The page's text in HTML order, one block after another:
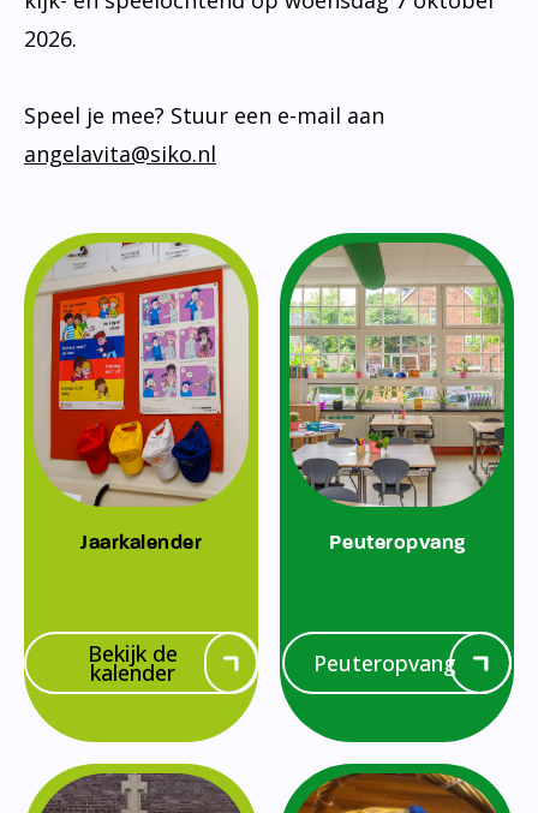
2026.
Speel je mee? Stuur een e-mail aan
angelavita@siko.nl
Jaarkalender
Bekijk de
kalender
Peuteropvang
Peuteropvang